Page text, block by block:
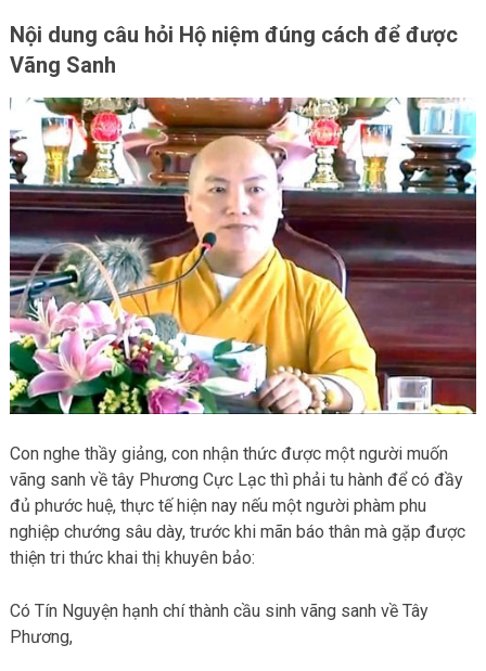
Nội dung câu hỏi Hộ niệm đúng cách để được
Vãng Sanh
Con nghe thầy giảng, con nhận thức được một người muốn
vãng sanh về tây Phương Cực Lạc thì phải tu hành để có đầy
đủ phước huệ, thực tế hiện nay nếu một người phàm phu
nghiệp chướng sâu dày, trước khi mãn báo thân mà gặp được
thiện tri thức khai thị khuyên bảo:
Có Tín Nguyện hạnh chí thành cầu sinh vãng sanh về Tây
Phương,